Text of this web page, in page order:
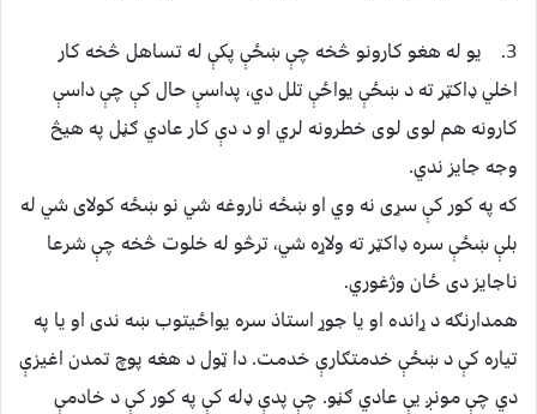
3. يو له هغو کارونو څخه چې ښځې پکې له تساهل څخه کار
اخلي ډاکټر ته د ښځې يواځې تلل دي، پداسې حال کې چې داسې
کارونه هم لوی لوی خطرونه لري او د دې کار عادي ګڼل په هيڅ
وجه جايز ندي.
که په کور کې سړی نه وي او ښځه ناروغه شي نو ښځه کولای شي له
بلې ښځې سره ډاکټر ته ولاړه شي، ترڅو له خلوت څخه چې شرعا
ناجايز دی ځان وژغوري.
همدارنګه د ړانده او يا جوړ استاذ سره يواځيتوب ښه ندی او يا په
تياره کې د ښځې خدمتګارې خدمت. دا ټول د هغه پوچ تمدن اغيزې
دي چې مونږ يې عادي ګڼو. چې پدې ډله کې په کور کې د خادمې